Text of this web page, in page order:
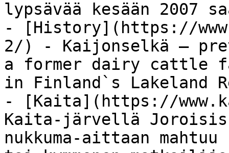
lypsävää kesään 2007
- [History](https://
2/) - Kaijonselkä –
a former dairy cattle
in Finland`s Lakeland
- [Kaita](https://
Kaita-järvellä
nukkuma-aittaan